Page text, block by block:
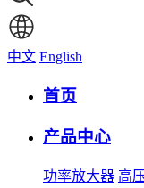
中文 English
首页
产品中心
功率放大器 高